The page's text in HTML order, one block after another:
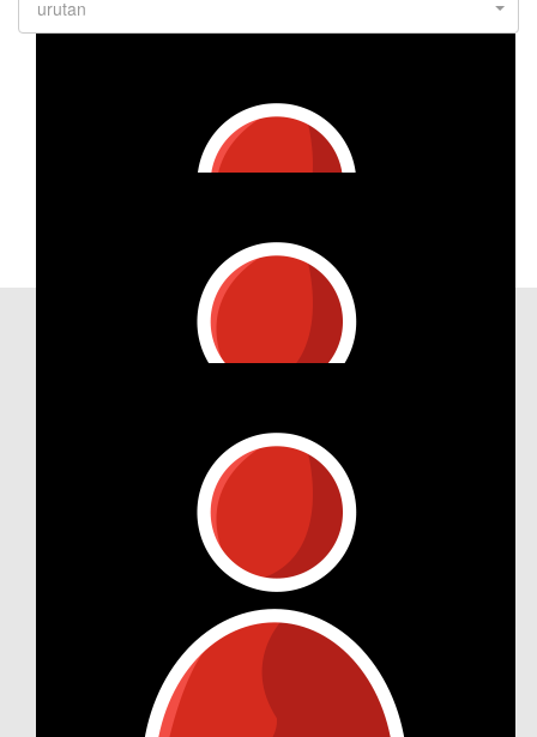
urutan
Inca Bodewes
Toppertje!!! Ik ben trots op je!!!
Advz
Our Team Members